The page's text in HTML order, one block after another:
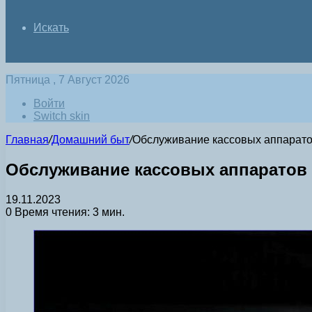
Искать
Пятница , 7 Август 2026
Войти
Switch skin
Главная/Домашний быт/Обслуживание кассовых
Обслуживание кассовых аппаратов
19.11.2023
0 Время чтения: 3 мин.